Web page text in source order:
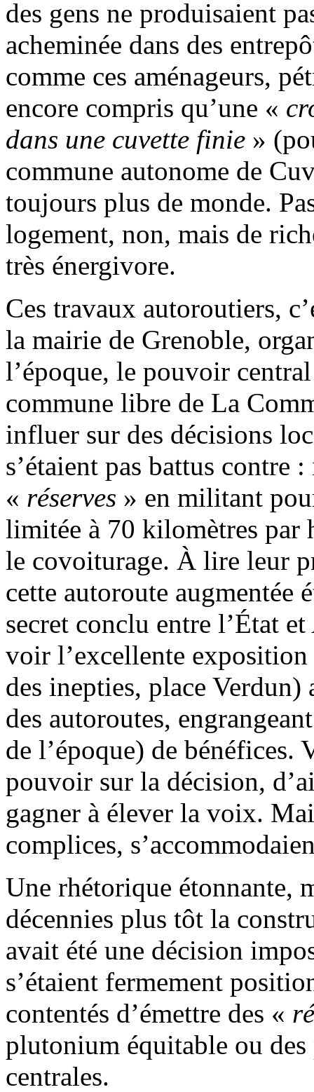
des gens ne produisaient
acheminée dans des
comme ces aménageurs,
encore compris qu’une «
dans une cuvette finie »
commune autonome de
toujours plus de monde.
logement, non, mais de
très énergivore.
Ces travaux autoroutiers,
la mairie de Grenoble,
l’époque, le pouvoir
commune libre de La
influer sur des décisions
s’étaient pas battus contre
« réserves » en militant
limitée à 70 kilomètres par
le covoiturage. À lire leur
cette autoroute augmentée
secret conclu entre l’État
voir l’excellente
des inepties, place
des autoroutes,
de l’époque) de bénéfices.
pouvoir sur la décision,
gagner à élever la voix.
complices,
Une rhétorique étonnante,
décennies plus tôt la
avait été une décision
s’étaient fermement
contentés d’émettre des «
plutonium équitable ou
centrales.